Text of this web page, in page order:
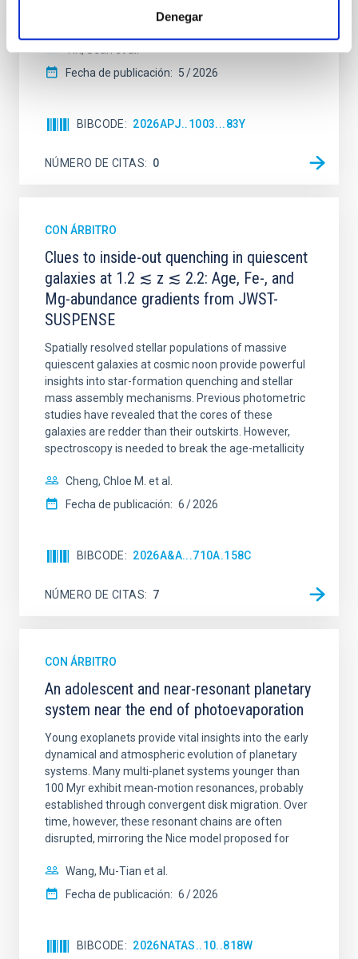
Denegar
with respect to the larger-scale magnetic
Yin, Sean et al.
Fecha de publicación: 5 2026
BIBCODE 2026APJ..1003...83Y
NÚMERO DE CITAS 0
CON ÁRBITRO
Clues to inside-out quenching in quiescent
galaxies at 1.2 ≲ z ≲ 2.2: Age, Fe-, and
Mg-abundance gradients from JWST-
SUSPENSE
Spatially resolved stellar populations of massive
quiescent galaxies at cosmic noon provide powerful
insights into star-formation quenching and stellar
mass assembly mechanisms. Previous photometric
studies have revealed that the cores of these
galaxies are redder than their outskirts. However,
spectroscopy is needed to break the age-metallicity
Cheng, Chloe M. et al.
Fecha de publicación: 6 2026
BIBCODE 2026A&A...710A.158C
NÚMERO DE CITAS 7
CON ÁRBITRO
An adolescent and near-resonant planetary
system near the end of photoevaporation
Young exoplanets provide vital insights into the early
dynamical and atmospheric evolution of planetary
systems. Many multi-planet systems younger than
100 Myr exhibit mean-motion resonances, probably
established through convergent disk migration. Over
time, however, these resonant chains are often
disrupted, mirroring the Nice model proposed for
Wang, Mu-Tian et al.
Fecha de publicación: 6 2026
BIBCODE 2026NATAS..10..818W